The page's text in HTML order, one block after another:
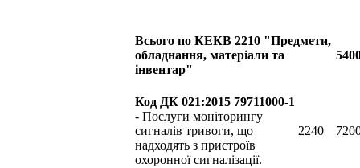
Всього по КЕКВ 2210 "Предмети,
обладнання, матеріали та
інвентар"
Код ДК 021:2015 79711000-1
- Послуги моніторингу
сигналів тривоги, що
надходять з пристроїв
охоронної сигналізації.
2240